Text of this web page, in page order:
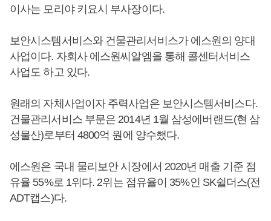
이사는 모리야 키요시 부사장이다.
보안시스템서비스와 건물관리서비스가 에스원의 양대
사업이다. 자회사 에스원씨알엠을 통해 콜센터서비스
사업도 하고 있다.
원래의 자체사업이자 주력사업은 보안시스템서비스다.
건물관리서비스 부문은 2014년 1월 삼성에버랜드(현 삼
성물산)로부터 4800억 원에 양수했다.
에스원은 국내 물리보안 시장에서 2020년 매출 기준 점
유율 55%로 1위다. 2위는 점유율이 35%인 SK쉴더스(전
ADT캡스)다.